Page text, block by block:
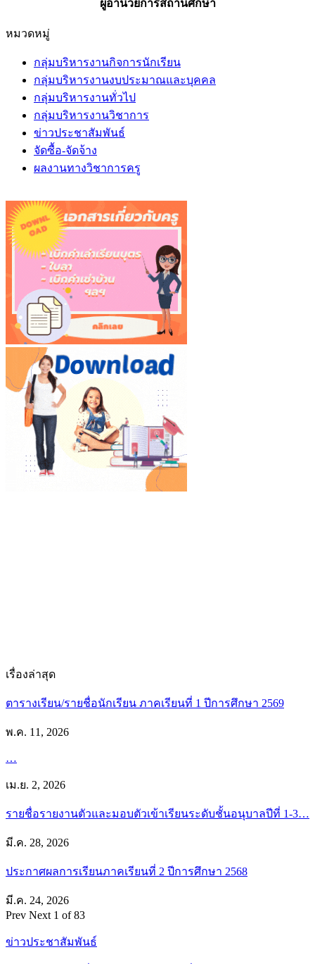
ผู้อำนวยการสถานศึกษา
หมวดหมู่
กลุ่มบริหารงานกิจการนักเรียน
กลุ่มบริหารงานงบประมาณและบุคคล
กลุ่มบริหารงานทั่วไป
กลุ่มบริหารงานวิชาการ
ข่าวประชาสัมพันธ์
จัดซื้อ-จัดจ้าง
ผลงานทางวิชาการครู
เรื่องล่าสุด
ตารางเรียน/รายชื่อนักเรียน ภาคเรียนที่ 1 ปีการศึกษา 2569
พ.ค. 11, 2026
…
เม.ย. 2, 2026
รายชื่อรายงานตัวและมอบตัวเข้าเรียนระดับชั้นอนุบาลปีที่ 1-3…
มี.ค. 28, 2026
ประกาศผลการเรียนภาคเรียนที่ 2 ปีการศึกษา 2568
มี.ค. 24, 2026
Prev Next 1 of 83
ข่าวประชาสัมพันธ์